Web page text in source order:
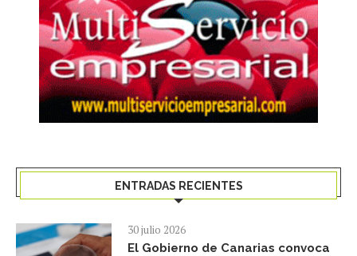
ENTRADAS RECIENTES
30 julio 2026
El Gobierno de Canarias convoca